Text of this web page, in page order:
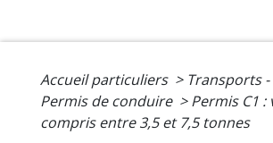
Accueil particuliers > Transports
Permis de conduire > Permis C1 :
compris entre 3,5 et 7,5 tonnes